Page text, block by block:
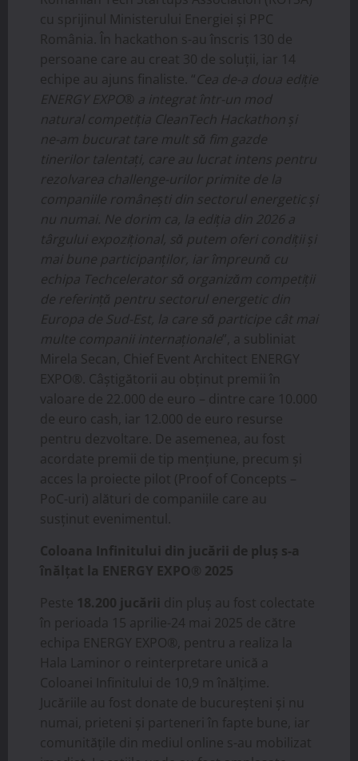
cu sprijinul Ministerului Energiei și PPC
România. În hackathon s-au înscris 130 de
persoane care au creat 30 de soluții, iar 14
echipe au ajuns finaliste. “Cea de-a doua ediție
ENERGY EXPO® a integrat într-un mod
natural competiția CleanTech Hackathon și
ne-am bucurat tare mult să fim gazde
tinerilor talentați, care au lucrat intens pentru
rezolvarea challenge-urilor primite de la
companiile românești din sectorul energetic și
nu numai. Ne dorim ca, la ediția din 2026 a
târgului expozițional, să putem oferi condiții și
mai bune participanților, iar împreună cu
echipa Techcelerator să organizăm competiții
de referință pentru sectorul energetic din
Europa de Sud-Est, la care să participe cât mai
multe companii internaționale”, a subliniat
Mirela Secan, Chief Event Architect ENERGY
EXPO®. Câștigătorii au obținut premii în
valoare de 22.000 de euro – dintre care 10.000
de euro cash, iar 12.000 de euro resurse
pentru dezvoltare. De asemenea, au fost
acordate premii de tip mențiune, precum și
acces la proiecte pilot (Proof of Concepts –
PoC-uri) alături de companiile care au
susținut evenimentul.
Coloana Infinitului din jucării de pluș s-a
înălțat la ENERGY EXPO ® 2025
Peste 18.200 jucării din pluș au fost colectate
în perioada 15 aprilie-24 mai 2025 de către
echipa ENERGY EXPO®, pentru a realiza la
Hala Laminor o reinterpretare unică a
Coloanei Infinitului de 10,9 m înălțime.
Jucăriile au fost donate de bucureșteni și nu
numai, prieteni și parteneri în fapte bune, iar
comunitățile din mediul online s-au mobilizat